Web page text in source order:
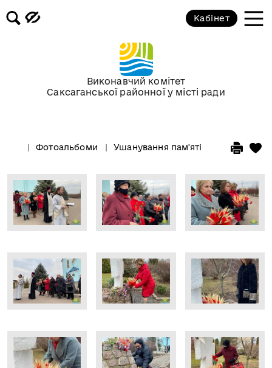
Виконавчий комітет
Саксаганської районної у місті ради
Кабінет
Фотоальбоми Ушанування пам'яті жертв